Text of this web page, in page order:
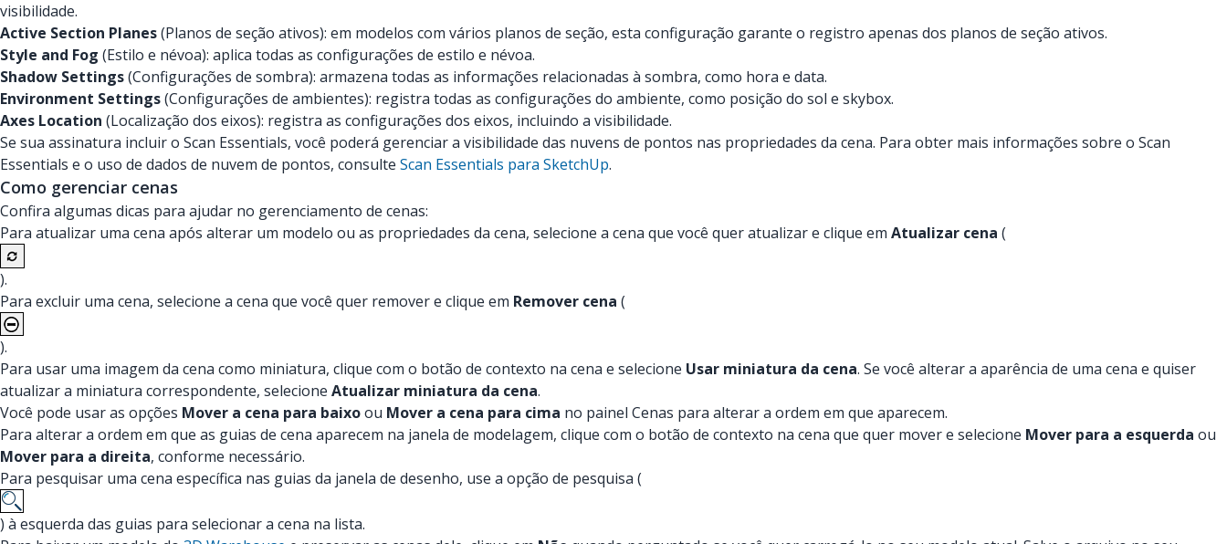
visibilidade.
Active Section Planes(Planos de seção ativos): em modelos com vários planos de seção, esta configuração garante o registro apenas dos planos de seção ativos.
Style and Fog (Estilo e névoa): aplica todas as configurações de estilo e névoa.
Shadow Settings(Configurações de sombra): armazena todas as informações relacionadas à sombra, como hora e data.
Environment Settings(Configurações de ambientes): registra todas as configurações do ambiente, como posição do sol e skybox.
Axes Location (Localização dos eixos): registra as configurações dos eixos, incluindo a visibilidade.
Se sua assinatura incluir o Scan Essentials, você poderá gerenciar a visibilidade das nuvens de pontos nas propriedades da cena. Para obter mais informações sobre o Scan
Essentials e o uso de dados de nuvem de pontos, consulte Scan Essentials para SketchUp.
Como gerenciar cenas
Confira algumas dicas para ajudar no gerenciamento de cenas:
Para atualizar uma cena após alterar um modelo ou as propriedades da cena, selecione a cena que você quer atualizar e clique em Atualizar cena (
).
Para excluir uma cena, selecione a cena que você quer remover e clique em Remover cena (
).
Para usar uma imagem da cena como miniatura, clique com o botão de contexto na cena e selecione Usar miniatura da cena. Se você alterar a aparência de uma cena e quiser
atualizar a miniatura correspondente, selecione Atualizar miniatura da cena.
Você pode usar as opções Mover a cena para baixoou Mover a cena para cima no painel Cenas para alterar a ordem em que aparecem.
Para alterar a ordem em que as guias de cena aparecem na janela de modelagem, clique com o botão de contexto na cena que quer mover e selecione Mover para a esquerda ou
Mover para a direita, conforme necessário.
Para pesquisar uma cena específica nas guias da janela de desenho, use a opção de pesquisa (
) à esquerda das guias para selecionar a cena na lista.